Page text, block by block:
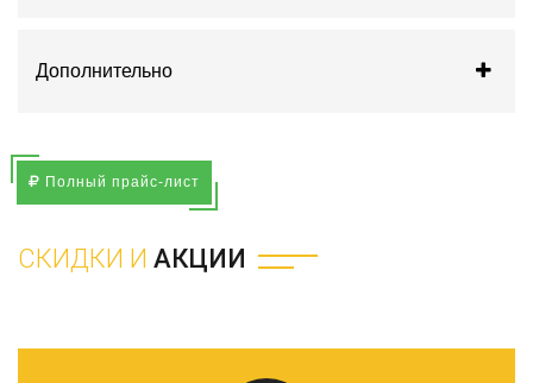
Дополнительно
Полный прайс-лист
СКИДКИ И АКЦИИ